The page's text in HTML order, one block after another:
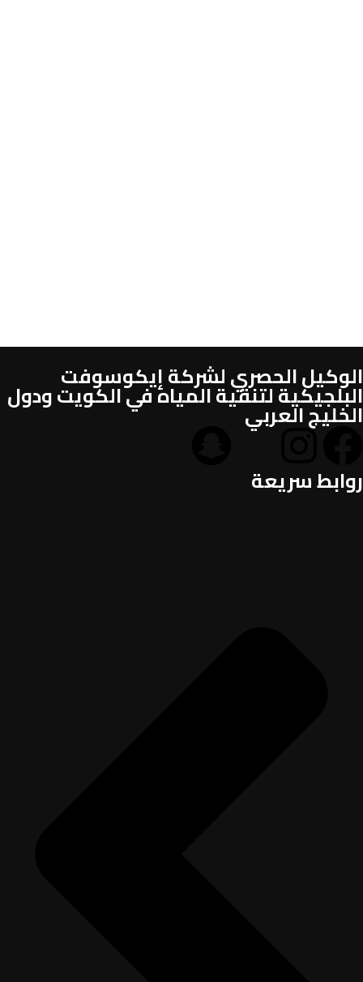
الوكيل الحصري لشركة إيكوسوفت
البلجيكية لتنقية المياه في الكويت ودول
الخليج العربي
روابط سريعة